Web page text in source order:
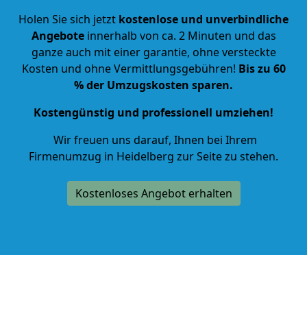
Holen Sie sich jetzt kostenlose und unverbindliche
Angeboteinnerhalb von ca. 2 Minuten und das
ganze auch mit einer garantie, ohne versteckte
Kosten und ohne Vermittlungsgebühren! Bis zu 60
% der Umzugskosten sparen.
Kostengünstig und professionell umziehen!
Wir freuen uns darauf, Ihnen bei Ihrem
Firmenumzug in Heidelberg zur Seite zu stehen.
Kostenloses Angebot erhalten